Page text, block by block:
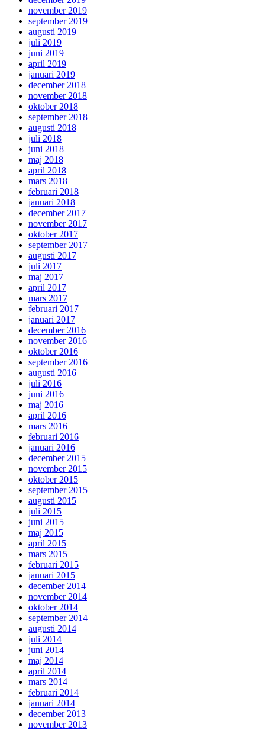
november 2019
september 2019
augusti 2019
juli 2019
juni 2019
april 2019
januari 2019
december 2018
november 2018
oktober 2018
september 2018
augusti 2018
juli 2018
juni 2018
maj 2018
april 2018
mars 2018
februari 2018
januari 2018
december 2017
november 2017
oktober 2017
september 2017
augusti 2017
juli 2017
maj 2017
april 2017
mars 2017
februari 2017
januari 2017
december 2016
november 2016
oktober 2016
september 2016
augusti 2016
juli 2016
juni 2016
maj 2016
april 2016
mars 2016
februari 2016
januari 2016
december 2015
november 2015
oktober 2015
september 2015
augusti 2015
juli 2015
juni 2015
maj 2015
april 2015
mars 2015
februari 2015
januari 2015
december 2014
november 2014
oktober 2014
september 2014
augusti 2014
juli 2014
juni 2014
maj 2014
april 2014
mars 2014
februari 2014
januari 2014
december 2013
november 2013